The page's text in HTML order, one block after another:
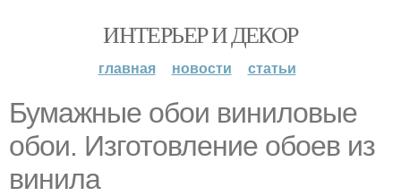
ИНТЕРЬЕР И ДЕКОР
главная новости статьи
Бумажные обои виниловые
обои. Изготовление обоев из
винила